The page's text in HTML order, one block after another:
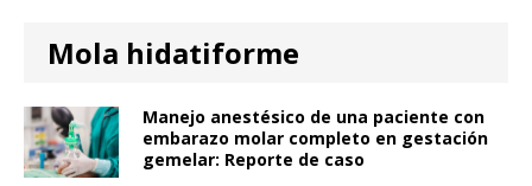
Mola hidatiforme
Manejo anestésico de una paciente con
embarazo molar completo en gestación
gemelar: Reporte de caso